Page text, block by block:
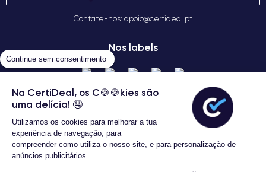
Contate-nos: apoio@certideal.pt
Nos labels
Continue sem consentimento
Na CertiDeal, os C🍪🍪kies são
uma delícia! 🤤
Utilizamos os cookies para melhorar a tua
experiência de navegação, para
compreender como utiliza o nosso site, e para personalização de
anúncios publicitários.